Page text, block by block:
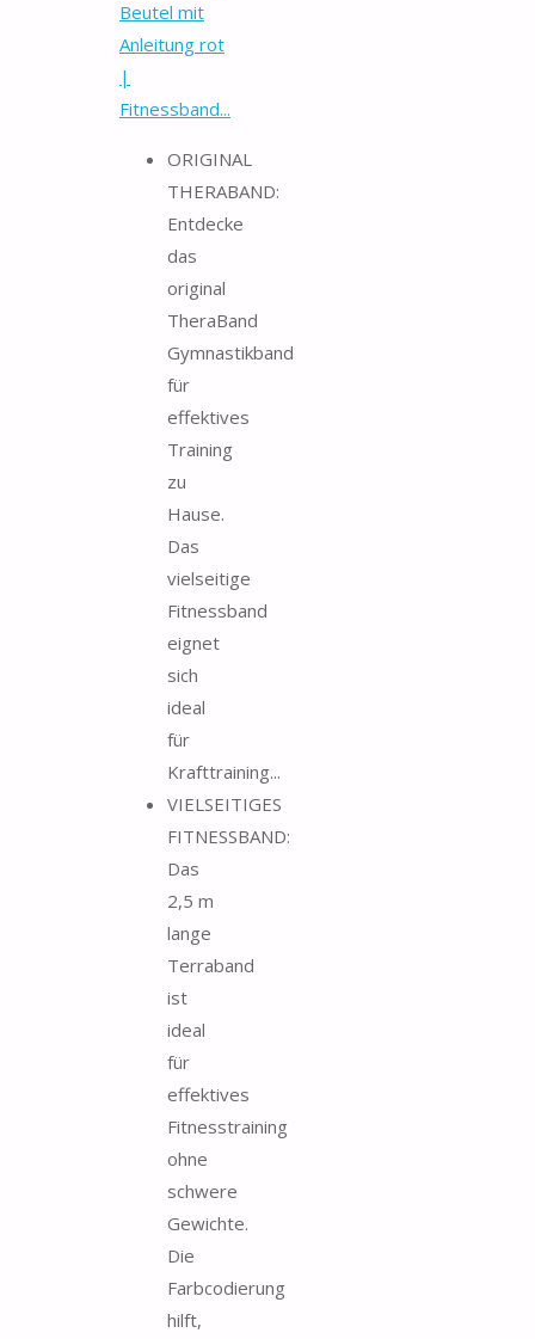
Beutel mit
Anleitung rot
|
Fitnessband...
ORIGINAL
THERABAND:
Entdecke
das
original
TheraBand
Gymnastikband
für
effektives
Training
zu
Hause.
Das
vielseitige
Fitnessband
eignet
sich
ideal
für
Krafttraining...
VIELSEITIGES
FITNESSBAND:
Das
2,5 m
lange
Terraband
ist
ideal
für
effektives
Fitnesstraining
ohne
schwere
Gewichte.
Die
Farbcodierung
hilft,